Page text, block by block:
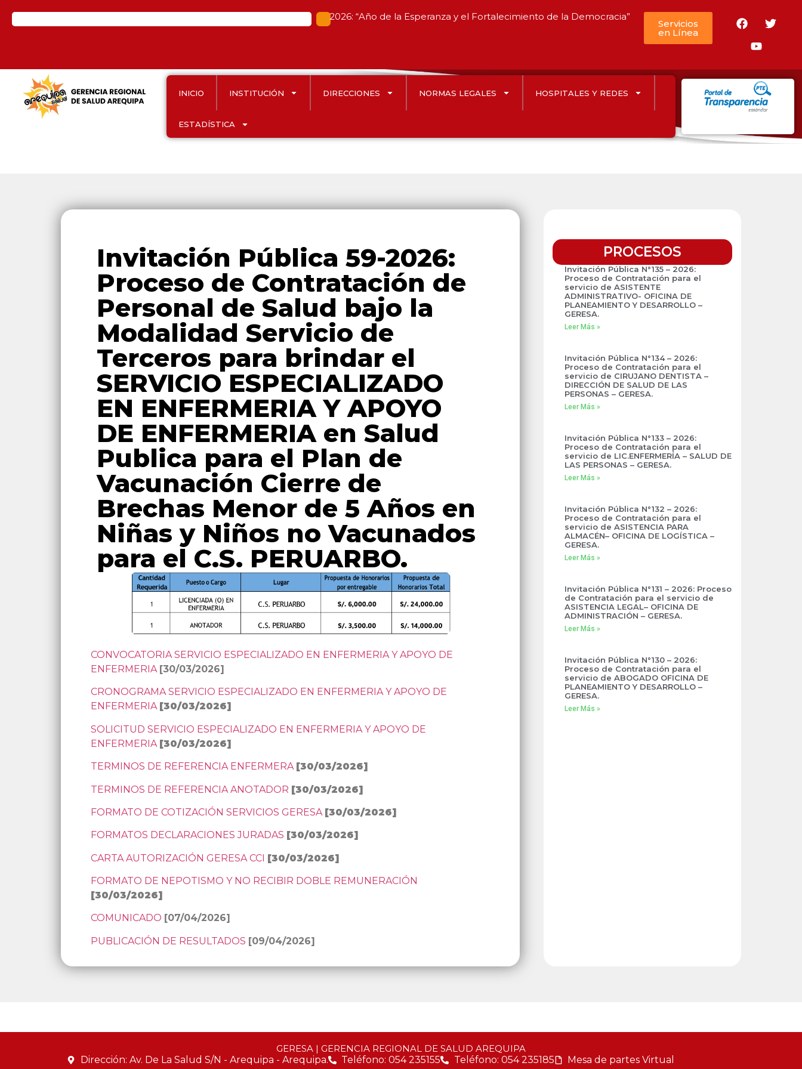
2026: “Año de la Esperanza y el Fortalecimiento de la Democracia”
Servicios
en Línea
INICIO INSTITUCIÓN DIRECCIONES NORMAS LEGALES HOSPITALES Y REDES
ESTADÍSTICA
Invitación Pública 59-2026:
Proceso de Contratación de
Personal de Salud bajo la
Modalidad Servicio de
Terceros para brindar el
SERVICIO ESPECIALIZADO
EN ENFERMERIA Y APOYO
DE ENFERMERIA en Salud
Publica para el Plan de
Vacunación Cierre de
Brechas Menor de 5 Años en
Niñas y Niños no Vacunados
para el C.S. PERUARBO.
CONVOCATORIA SERVICIO ESPECIALIZADO EN ENFERMERIA Y APOYO DE
ENFERMERIA [30/03/2026]
CRONOGRAMA SERVICIO ESPECIALIZADO EN ENFERMERIA Y APOYO DE
ENFERMERIA [30/03/2026]
SOLICITUD SERVICIO ESPECIALIZADO EN ENFERMERIA Y APOYO DE
ENFERMERIA [30/03/2026]
TERMINOS DE REFERENCIA ENFERMERA [30/03/2026]
TERMINOS DE REFERENCIA ANOTADOR [30/03/2026]
FORMATO DE COTIZACIÓN SERVICIOS GERESA [30/03/2026]
FORMATOS DECLARACIONES JURADAS [30/03/2026]
CARTA AUTORIZACIÓN GERESA CCI [30/03/2026]
FORMATO DE NEPOTISMO Y NO RECIBIR DOBLE REMUNERACIÓN
[30/03/2026]
COMUNICADO [07/04/2026]
PUBLICACIÓN DE RESULTADOS [09/04/2026]
PROCESOS
Invitación Pública N°135 – 2026:
Proceso de Contratación para el
servicio de ASISTENTE
ADMINISTRATIVO- OFICINA DE
PLANEAMIENTO Y DESARROLLO –
GERESA.
Leer Más »
Invitación Pública N°134 – 2026:
Proceso de Contratación para el
servicio de CIRUJANO DENTISTA –
DIRECCIÓN DE SALUD DE LAS
PERSONAS – GERESA.
Leer Más »
Invitación Pública N°133 – 2026:
Proceso de Contratación para el
servicio de LIC.ENFERMERÍA – SALUD DE
LAS PERSONAS – GERESA.
Leer Más »
Invitación Pública N°132 – 2026:
Proceso de Contratación para el
servicio de ASISTENCIA PARA
ALMACÉN– OFICINA DE LOGÍSTICA –
GERESA.
Leer Más »
Invitación Pública N°131 – 2026: Proceso
de Contratación para el servicio de
ASISTENCIA LEGAL– OFICINA DE
ADMINISTRACIÓN – GERESA.
Leer Más »
Invitación Pública N°130 – 2026:
Proceso de Contratación para el
servicio de ABOGADO OFICINA DE
PLANEAMIENTO Y DESARROLLO –
GERESA.
Leer Más »
GERESA | GERENCIA REGIONAL DE SALUD AREQUIPA
Dirección: Av. De La Salud S/N - Arequipa - Arequipa.
Teléfono: 054 235155 Teléfono: 054 235185
Mesa de partes Virtual